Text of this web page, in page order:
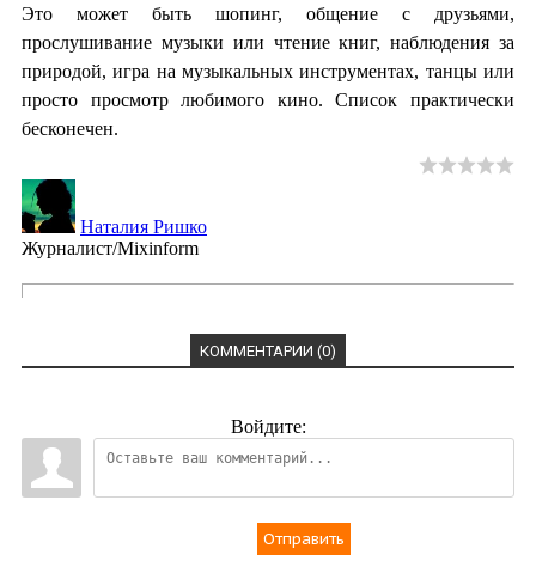
Это может быть шопинг, общение с друзьями,
прослушивание музыки или чтение книг, наблюдения за
природой, игра на музыкальных инструментах, танцы или
просто просмотр любимого кино. Список практически
бесконечен.
Наталия Ришко
Журналист/Mixinform
КОММЕНТАРИИ (0)
Войдите:
Отправить